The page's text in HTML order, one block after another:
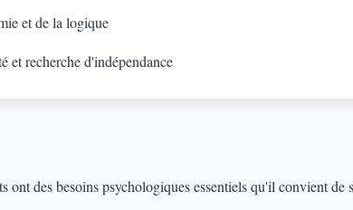
et de la logique
et recherche d'indépendance
ont des besoins psychologiques essentiels qu'il convient de